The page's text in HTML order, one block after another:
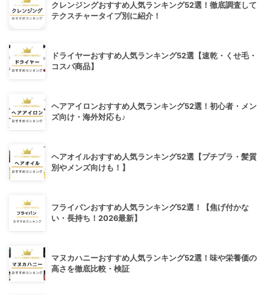
クレンジングおすすめ人気ランキング52選！徹底調査して
テクスチャータイプ別に紹介！
ドライヤーおすすめ人気ランキング52選【速乾・くせ毛・
コスパ商品】
ヘアアイロンおすすめ人気ランキング52選！初心者・メン
ズ向け・海外対応も♪
ヘアオイルおすすめ人気ランキング52選【プチプラ・髪質
別やメンズ向けも！】
フライパンおすすめ人気ランキング52選！【焦げ付かな
い・長持ち！2026最新】
マヌカハニーおすすめ人気ランキング52選！味や栄養価の
高さを徹底比較・検証